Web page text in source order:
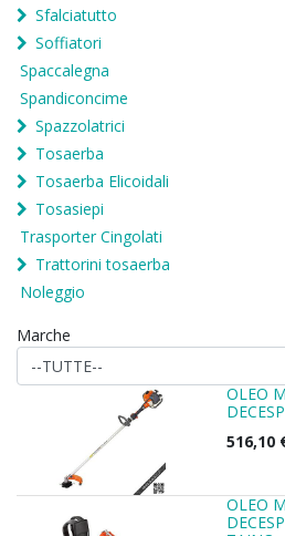
Sfalciatutto
Soffiatori
Spaccalegna
Spandiconcime
Spazzolatrici
Tosaerba
Tosaerba Elicoidali
Tosasiepi
Trasporter Cingolati
Trattorini tosaerba
Noleggio
Marche
OLEO
516,10
OLEO